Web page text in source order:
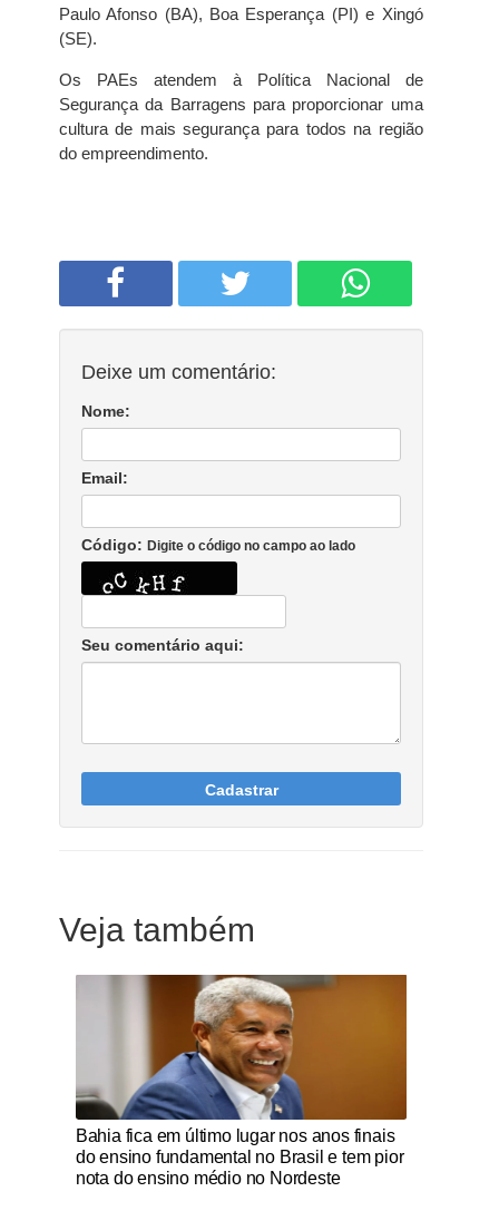
Paulo Afonso (BA), Boa Esperança (PI) e Xingó
(SE).
Os PAEs atendem à Política Nacional de
Segurança da Barragens para proporcionar uma
cultura de mais segurança para todos na região
do empreendimento.
Deixe um comentário:
Nome:
Email:
Código: Digite o código no campo ao lado
Seu comentário aqui:
Cadastrar
Veja também
Notícias Católicas
Bahia fica em último lugar nos anos finais
do ensino fundamental no Brasil e tem pior
nota do ensino médio no Nordeste